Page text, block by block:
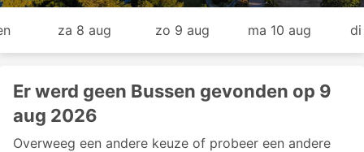
za 8 aug zo 9 aug ma 10 aug di
Er werd geen Bussen gevonden op 9
aug 2026
Overweeg een andere keuze of probeer een andere